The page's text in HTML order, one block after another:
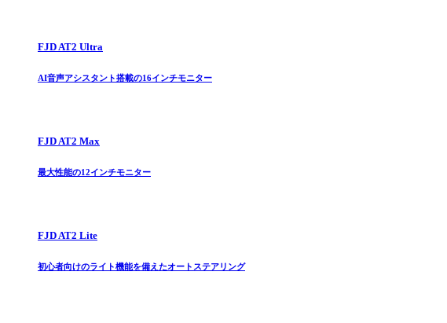
FJD AT2 Ultra
AI音声アシスタント搭載の16インチモニター
FJD AT2 Max
最大性能の12インチモニター
FJD AT2 Lite
初心者向けのライト機能を備えたオートステアリング